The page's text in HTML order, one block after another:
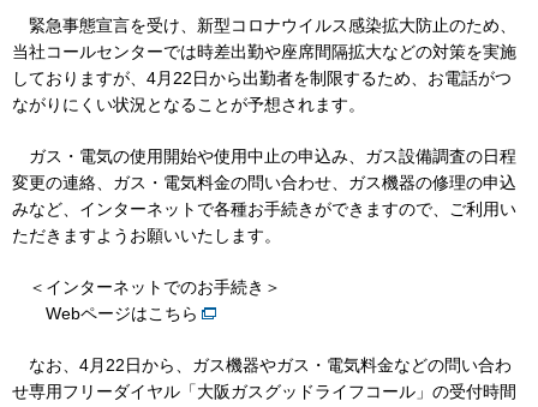
技術開発
IR情報
採用情報
プレスリリース
緊急事態宣言を受け、新型コロナウイルス感染拡大防止のため、
当社コールセンターでは時差出勤や座席間隔拡大などの対策を実施
しておりますが、4月22日から出勤者を制限するため、お電話がつ
ながりにくい状況となることが予想されます。
ガス・電気の使用開始や使用中止の申込み、ガス設備調査の日程
変更の連絡、ガス・電気料金の問い合わせ、ガス機器の修理の申込
みなど、インターネットで各種お手続きができますので、ご利用い
ただきますようお願いいたします。
＜インターネットでのお手続き＞
Webページはこちら
なお、4月22日から、ガス機器やガス・電気料金などの問い合わ
せ専用フリーダイヤル「大阪ガスグッドライフコール」の受付時間